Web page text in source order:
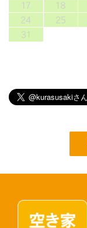
17
18
24
25
31